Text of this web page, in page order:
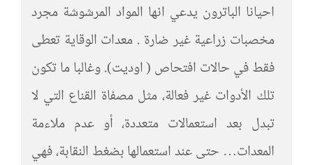
احيانا الباترون يدعي انها المواد المرشوشة مجرد
مخصبات زراعية غير ضارة . معدات الوقاية تعطى
فقط في حالات افتحاص ( اوديت). وغالبا ما تكون
تلك الأدوات غير فعالة، مثل مصفاة القناع التي لا
تبدل بعد استعمالات متعددة، أو عدم ملاءمة
المعدات… حتى عند استعمالها بضغط النقابة، فهي